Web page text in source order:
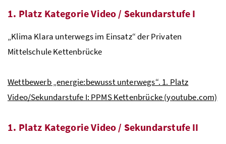
1. Platz Kategorie Video / Sekundarstufe I
„Klima Klara unterwegs im Einsatz“ der Privaten
Mittelschule Kettenbrücke
Wettbewerb „energie:bewusst unterwegs“. 1. Platz
Video/Sekundarstufe I: PPMS Kettenbrücke (youtube.com)
1. Platz Kategorie Video / Sekundarstufe II